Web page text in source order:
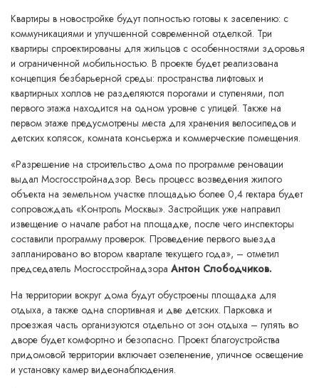
Квартиры в новостройке будут полностью готовы к заселению: с
коммуникациями и улучшенной современной отделкой. Три
квартиры спроектированы для жильцов с особенностями здоровья
и ограниченной мобильностью. В проекте будет реализована
концепция безбарьерной среды: пространства лифтовых и
квартирных холлов не разделяются порогами и ступенями, пол
первого этажа находится на одном уровне с улицей. Также на
первом этаже предусмотрены места для хранения велосипедов и
детских колясок, комната консьержа и коммерческие помещения.
«Разрешение на строительство дома по программе реновации
выдал Мосгосстройнадзор. Весь процесс возведения жилого
объекта на земельном участке площадью более 0,4 гектара будет
сопровождать «Контроль Москвы». Застройщик уже направил
извещение о начале работ на площадке, после чего инспекторы
составили программу проверок. Проведение первого выезда
запланировано во втором квартале текущего года», – отметил
председатель Мосгосстройнадзора Антон Слободчиков.
На территории вокруг дома будут обустроены площадка для
отдыха, а также одна спортивная и две детских. Парковка и
проезжая часть организуются отдельно от зон отдыха – гулять во
дворе будет комфортно и безопасно. Проект благоустройства
придомовой территории включает озеленение, уличное освещение
и установку камер видеонаблюдения.